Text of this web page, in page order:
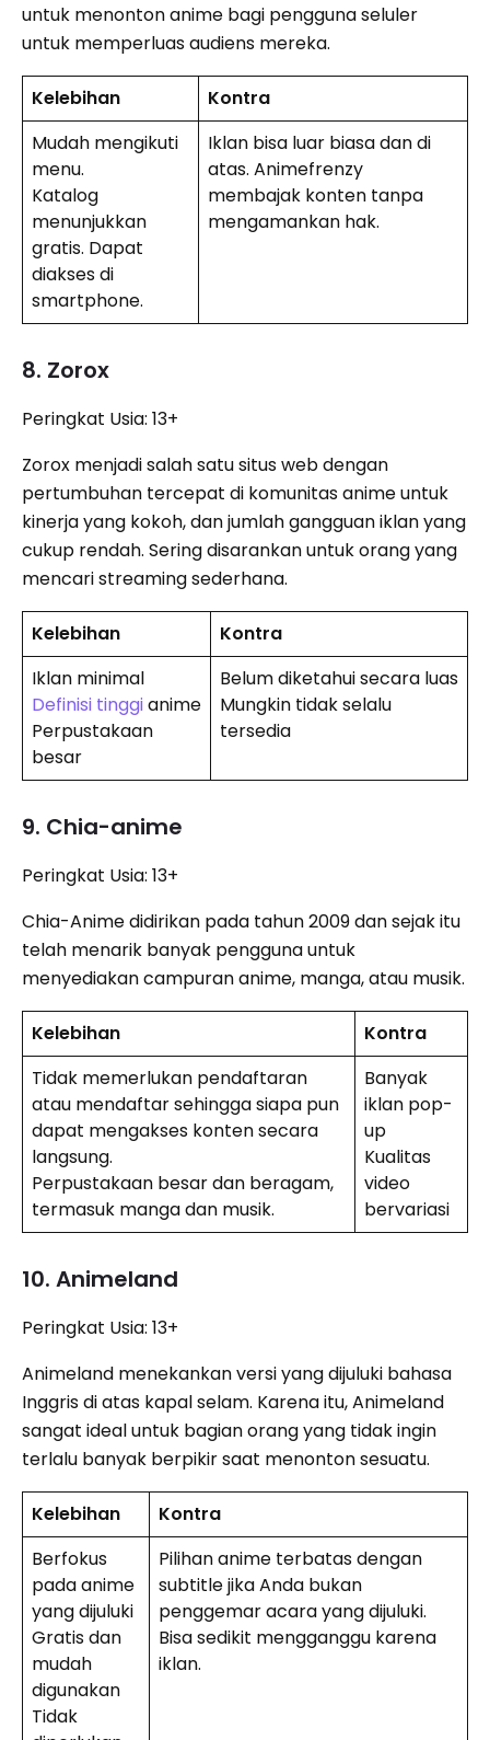
untuk menonton anime bagi pengguna seluler
untuk memperluas audiens mereka.
Kelebihan
Kontra
Mudah mengikuti
menu.
Katalog
menunjukkan
gratis. Dapat
diakses di
smartphone.
Iklan bisa luar biasa dan di
atas. Animefrenzy
membajak konten tanpa
mengamankan hak.
8. Zorox
Peringkat Usia: 13+
Zorox menjadi salah satu situs web dengan
pertumbuhan tercepat di komunitas anime untuk
kinerja yang kokoh, dan jumlah gangguan iklan yang
cukup rendah. Sering disarankan untuk orang yang
mencari streaming sederhana.
Kelebihan
Kontra
Iklan minimal
Definisi tinggianime
Perpustakaan
besar
Belum diketahui secara luas
Mungkin tidak selalu
tersedia
9. Chia-anime
Peringkat Usia: 13+
Chia-Anime didirikan pada tahun 2009 dan sejak itu
telah menarik banyak pengguna untuk
menyediakan campuran anime, manga, atau musik.
Kelebihan
Kontra
Tidak memerlukan pendaftaran
atau mendaftar sehingga siapa pun
dapat mengakses konten secara
langsung.
Perpustakaan besar dan beragam,
termasuk manga dan musik.
Banyak
iklan pop-
up
Kualitas
video
bervariasi
10. Animeland
Peringkat Usia: 13+
Animeland menekankan versi yang dijuluki bahasa
Inggris di atas kapal selam. Karena itu, Animeland
sangat ideal untuk bagian orang yang tidak ingin
terlalu banyak berpikir saat menonton sesuatu.
Kelebihan
Kontra
Berfokus
pada anime
yang dijuluki
Gratis dan
mudah
digunakan
Tidak
Pilihan anime terbatas dengan
subtitle jika Anda bukan
penggemar acara yang dijuluki.
Bisa sedikit mengganggu karena
iklan.